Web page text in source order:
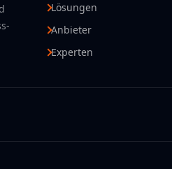
Lösungen
Anbieter
Experten